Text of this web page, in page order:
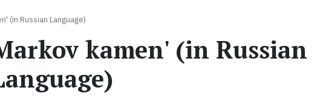
(in Russian Language)
kamen' (in Russian